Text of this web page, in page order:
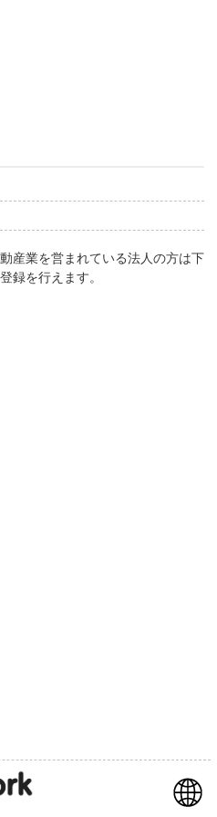
産業を営まれている法人の方は下
録を行えます。